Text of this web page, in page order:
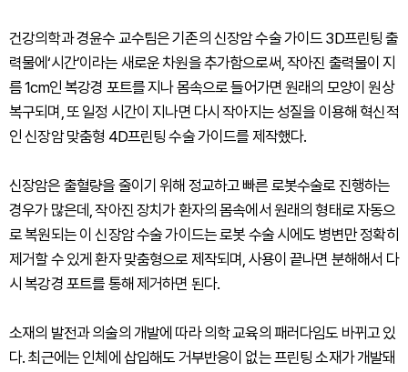
건강의학과 경윤수 교수팀은 기존의 신장암 수술 가이드 3D프린팅 출
력물에‘시간’이라는 새로운 차원을 추가함으로써, 작아진 출력물이 지
름 1cm인 복강경 포트를 지나 몸속으로 들어가면 원래의 모양이 원상
복구되며, 또 일정 시간이 지나면 다시 작아지는 성질을 이용해 혁신적
인 신장암 맞춤형 4D프린팅 수술 가이드를 제작했다.
신장암은 출혈량을 줄이기 위해 정교하고 빠른 로봇수술로 진행하는
경우가 많은데, 작아진 장치가 환자의 몸속에서 원래의 형태로 자동으
로 복원되는 이 신장암 수술 가이드는 로봇 수술 시에도 병변만 정확히
제거할 수 있게 환자 맞춤형으로 제작되며, 사용이 끝나면 분해해서 다
시 복강경 포트를 통해 제거하면 된다.
소재의 발전과 의술의 개발에 따라 의학 교육의 패러다임도 바뀌고 있
다. 최근에는 인체에 삽입해도 거부반응이 없는 프린팅 소재가 개발돼